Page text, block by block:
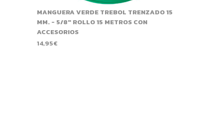
MANGUERA VERDE TREBOL TRENZADO 15
MM. - 5/8" ROLLO 15 METROS CON
ACCESORIOS
14,95€